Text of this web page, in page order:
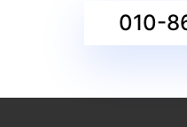
010-